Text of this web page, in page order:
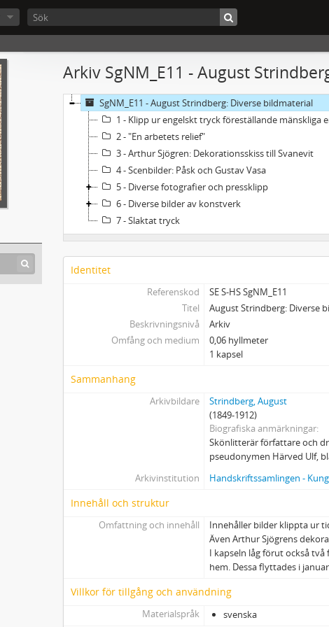
Arkiv SgNM_E11 - August
SgNM_E11 - August Strindberg: Diverse bildmaterial
1 - Klipp ur engelskt tryck föreställande mänskliga
2 - "En arbetets relief"
3 - Arthur Sjögren: Dekorationsskiss till Svanevit
4 - Scenbilder: Påsk och Gustav Vasa
5 - Diverse fotografier och pressklipp
6 - Diverse bilder av konstverk
7 - Slaktat tryck
Identitet
Referenskod
SE S-HS SgNM_E11
Titel
August Strindberg: Diverse
Beskrivningsnivå
Arkiv
Omfång och medium
0,06 hyllmeter
1 kapsel
Sammanhang
Arkivbildare
Strindberg, August
(1849-1912)
Biografiska anmärkningar
Skönlitterär författare och
pseudonymen Härved Ulf,
Arkivinstitution
Handskriftssamlingen -
Innehåll och struktur
Omfattning och innehåll
Innehåller bilder klippta ur
Även Arthur Sjögrens
I kapseln låg förut också
hem. Dessa flyttades i
Villkor för tillgång och användning
Materialspråk svenska